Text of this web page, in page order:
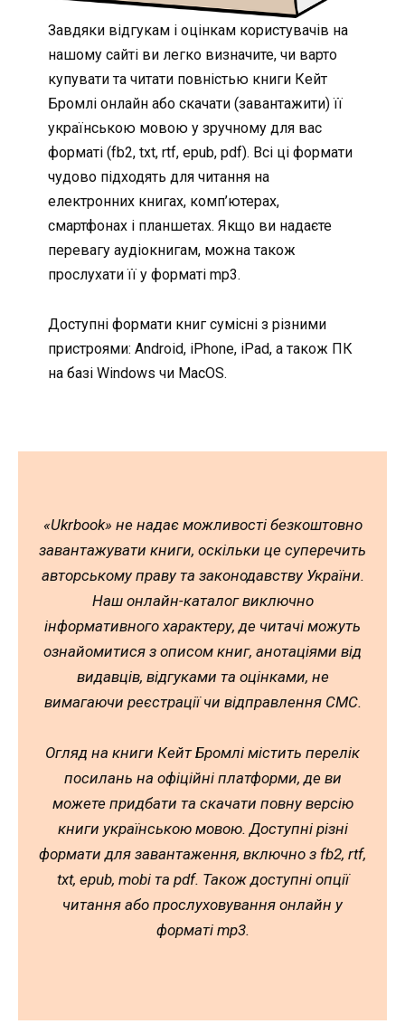
Завдяки відгукам і оцінкам користувачів на
нашому сайті ви легко визначите, чи варто
купувати та читати повністью книги Кейт
Бромлі онлайн або скачати (завантажити) її
українською мовою у зручному для вас
форматі (fb2, txt, rtf, epub, pdf). Всі ці формати
чудово підходять для читання на
електронних книгах, комп’ютерах,
смартфонах і планшетах. Якщо ви надаєте
перевагу аудіокнигам, можна також
прослухати її у форматі mp3.
Доступні формати книг сумісні з різними
пристроями: Android, iPhone, iPad, а також ПК
на базі Windows чи MacOS.
«Ukrbook» не надає можливості безкоштовно
завантажувати книги, оскільки це суперечить
авторському праву та законодавству України.
Наш онлайн-каталог виключно
інформативного характеру, де читачі можуть
ознайомитися з описом книг, анотаціями від
видавців, відгуками та оцінками, не
вимагаючи реєстрації чи відправлення СМС.
Огляд на книги Кейт Бромлі містить перелік
посилань на офіційні платформи, де ви
можете придбати та скачати повну версію
книги українською мовою. Доступні різні
формати для завантаження, включно з fb2, rtf,
txt, epub, mobi та pdf. Також доступні опції
читання або прослуховування онлайн у
форматі mp3.